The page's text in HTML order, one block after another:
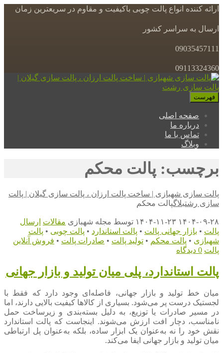
ارائه کننده انواع پالت چوبی باکیفیت و مقاوم در سریعترین زمان
ارسال به سراسر کشور
09035457111
09113324360
فهرست
صفحه اصلی
درباره ما
تماس با ما
وبلاگ
برچسب: پالت محکم
پالت سازی شهبازی | ساخت پالت ارزان ، پالت سازی گیلان | پالت
سازی رشتبلاگپالت محکم
۱۴۰۴-۰۹-۲۸ ۱۴۰۴-۱۱-۲۳ توسط مجله شهبازی مقالات ارسال
پالت • بازار جهانی پالت • پالت استاندارد • پالت چوبی • پالت
شهبازی • پالت محکم • تولید پالت • صادرات پالت • فروش آنلاین
پالت 0 دیدگاه
پالت استاندارد، پلی میان تولید و بازار جهانی
میان خط تولید و بازار جهانی، فاصله‌ای وجود دارد که فقط با
لجستیک درست پر می‌شود. بسیاری از کالاها کیفیت بالایی دارند، اما
در مسیر صادرات یا توزیع، به دلیل بسته‌بندی و زیرساخت حمل
نامناسب، دچار افت ارزش می‌شوند. اینجاست که پالت استاندارد
نقش خود را نه به‌عنوان یک ابزار ساده، بلکه به‌عنوان پل ارتباطی
میان تولید و بازار جهانی ایفا می‌کند.